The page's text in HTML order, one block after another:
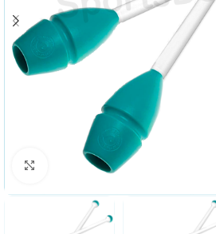
Haga clic para ampliar